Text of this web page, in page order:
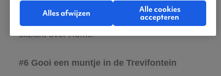
indrukwekkende kerken ter wereld. Vergeet
niet de klim naar de koepel voor een prachtig
uitzicht over Rome.
#6 Gooi een muntje in de Trevifontein
Alles afwijzen
Alle cookies
accepteren